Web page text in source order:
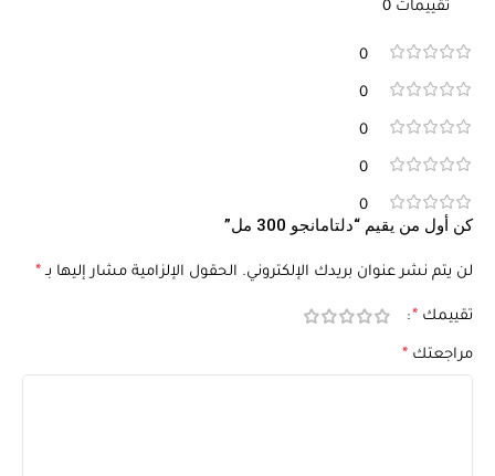
تقييمات 0
0
0
0
0
0
كن أول من يقيم “دلتامانجو 300 مل”
لن يتم نشر عنوان بريدك الإلكتروني. الحقول الإلزامية مشار إليها بـ *
تقييمك *
مراجعتك *